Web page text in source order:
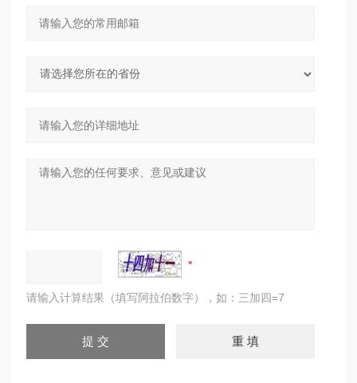
请输入计算结果（填写阿拉伯数字），如：三加四=7